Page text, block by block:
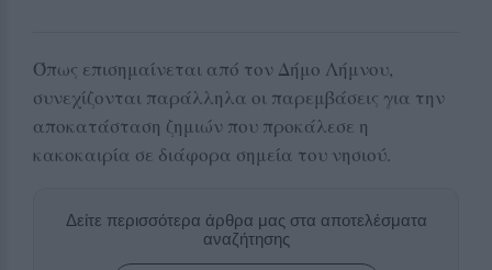
Όπως επισημαίνεται από τον Δήμο Λήμνου,
συνεχίζονται παράλληλα οι παρεμβάσεις για την
αποκατάσταση ζημιών που προκάλεσε η
κακοκαιρία σε διάφορα σημεία του νησιού.
Δείτε περισσότερα άρθρα μας στα αποτελέσματα
αναζήτησης